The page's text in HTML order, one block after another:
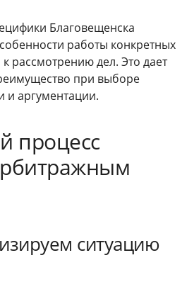
Благовещенска
работы конкретных
рассмотрению дел. Это дает
при выборе
и аргументации.
процесс
ситуацию